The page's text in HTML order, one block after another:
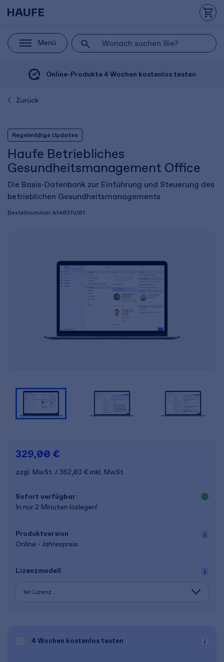
Menü
Online-Produkte 4 Wochen kostenlos testen
Zurück
Regelmäßige Updates
Haufe Betriebliches
Gesundheitsmanagement Office
Die Basis-Datenbank zur Einführung und Steuerung des
betrieblichen Gesundheitsmanagements
Bestellnummer A14031VJ01
329,00 €
zzgl. MwSt. 352,03 € inkl. MwSt.
Sofort verfügbar:
In nur 2 Minuten loslegen!
Produkt­version
Online - Jahrespreis
Lizenz­modell
4 Wochen kostenlos testen